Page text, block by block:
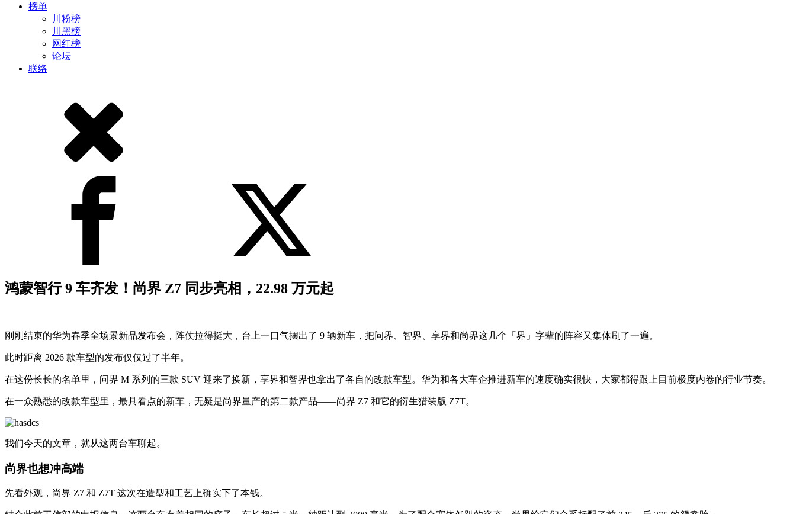
榜单
川粉榜
川黑榜
网红榜
论坛
联络
鸿蒙智行 9 车齐发！尚界 Z7 同步亮相，22.98 万元起
刚刚结束的华为春季全场景新品发布会，阵仗拉得挺大，台上一口气摆出了 9 辆新车，把问界、智界、享界和尚界这几个「界」字辈的阵容又集体刷了一遍。
此时距离 2026 款车型的发布仅仅过了半年。
在这份长长的名单里，问界 M 系列的三款 SUV 迎来了换新，享界和智界也拿出了各自的改款车型。华为和各大车企推进新车的速度确实很快，大家都得跟上目前极度内卷的行业节奏。
在一众熟悉的改款车型里，最具看点的新车，无疑是尚界量产的第二款产品——尚界 Z7 和它的衍生猎装版 Z7T。
我们今天的文章，就从这两台车聊起。
尚界也想冲高端
先看外观，尚界 Z7 和 Z7T 这次在造型和工艺上确实下了本钱。